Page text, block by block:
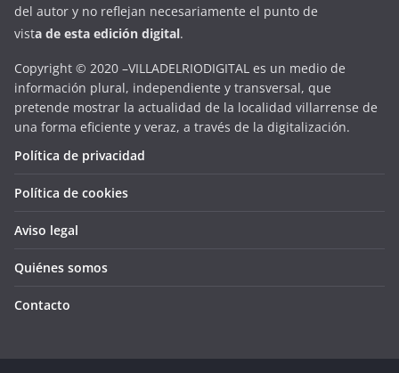
del autor y no reflejan necesariamente el punto de
vista de esta edición digital.
Copyright © 2020 –VILLADELRIODIGITAL es un medio de
información plural, independiente y transversal, que
pretende mostrar la actualidad de la localidad villarrense de
una forma eficiente y veraz, a través de la digitalización.
Política de privacidad
Política de cookies
Aviso legal
Quiénes somos
Contacto